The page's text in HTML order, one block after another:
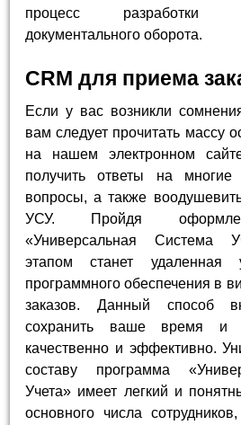
процесс разработки
документального оборота.
CRM для приема
Если у вас возникли
вам следует прочитать массу
на нашем электронном
получить ответы на
вопросы, а также
УСУ. Пройдя
«Универсальная Система
этапом станет удаленная
программного обеспечения в
заказов. Данный способ
сохранить ваше время и
качественно и эффективно.
составу программа
Учета» имеет легкий и
основного числа